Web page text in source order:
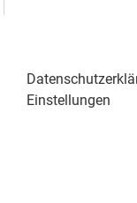
Einstellungen